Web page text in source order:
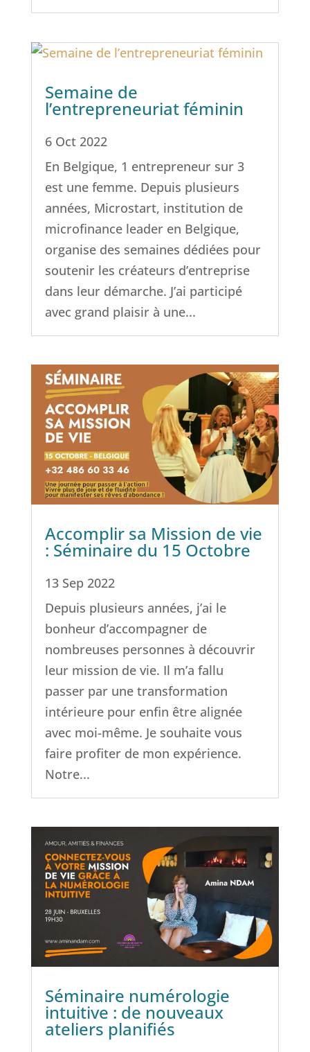
Semaine de
l’entrepreneuriat féminin
6 Oct 2022
En Belgique, 1 entrepreneur sur 3
est une femme. Depuis plusieurs
années, Microstart, institution de
microfinance leader en Belgique,
organise des semaines dédiées pour
soutenir les créateurs d’entreprise
dans leur démarche. J’ai participé
avec grand plaisir à une...
Accomplir sa Mission de vie
: Séminaire du 15 Octobre
13 Sep 2022
Depuis plusieurs années, j’ai le
bonheur d’accompagner de
nombreuses personnes à découvrir
leur mission de vie. Il m’a fallu
passer par une transformation
intérieure pour enfin être alignée
avec moi-même. Je souhaite vous
faire profiter de mon expérience.
Notre...
Séminaire numérologie
intuitive : de nouveaux
ateliers planifiés